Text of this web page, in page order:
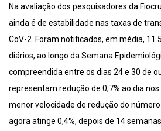
Na avaliação dos pesquisadores da
ainda é de estabilidade nas taxas de
CoV-2. Foram notificados, em média,
diários, ao longo da Semana
compreendida entre os dias 24 e 30 de
representam redução de 0,7% ao dia
menor velocidade de redução do
agora atinge 0,4%, depois de 14